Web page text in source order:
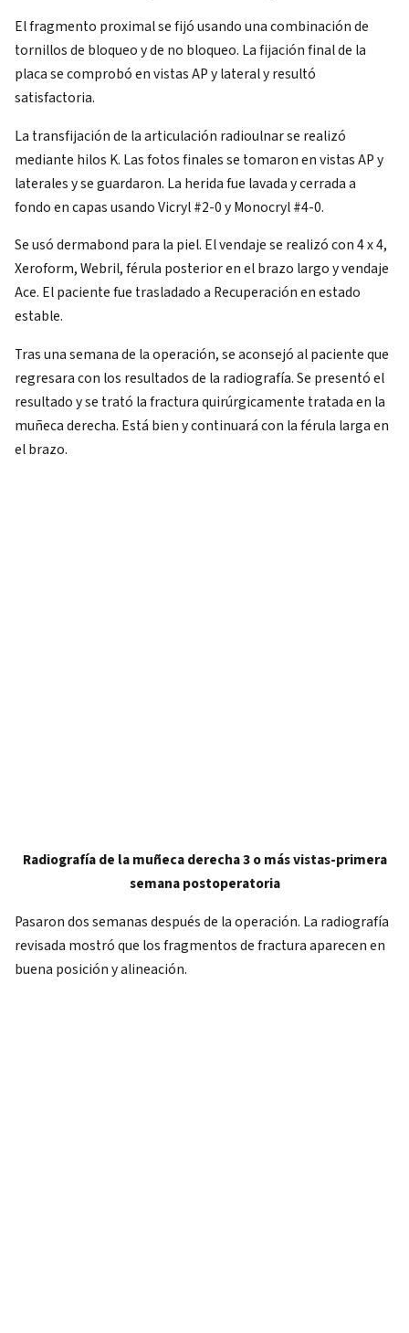
El fragmento proximal se fijó usando una combinación de
tornillos de bloqueo y de no bloqueo. La fijación final de la
placa se comprobó en vistas AP y lateral y resultó
satisfactoria.
La transfijación de la articulación radioulnar se realizó
mediante hilos K. Las fotos finales se tomaron en vistas AP y
laterales y se guardaron. La herida fue lavada y cerrada a
fondo en capas usando Vicryl #2-0 y Monocryl #4-0.
Se usó dermabond para la piel. El vendaje se realizó con 4 x 4,
Xeroform, Webril, férula posterior en el brazo largo y vendaje
Ace. El paciente fue trasladado a Recuperación en estado
estable.
Tras una semana de la operación, se aconsejó al paciente que
regresara con los resultados de la radiografía. Se presentó el
resultado y se trató la fractura quirúrgicamente tratada en la
muñeca derecha. Está bien y continuará con la férula larga en
el brazo.
Radiografía de la muñeca derecha 3 o más vistas-primera
semana postoperatoria
Pasaron dos semanas después de la operación. La radiografía
revisada mostró que los fragmentos de fractura aparecen en
buena posición y alineación.